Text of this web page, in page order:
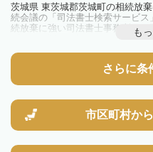
茨城県 東茨城郡茨城町の相続放
続会議の「司法書士検索サービ
続放棄に強い司法書士事務所を
ブルやお悩みを抱えている方は
も
さらに条
市区町村から